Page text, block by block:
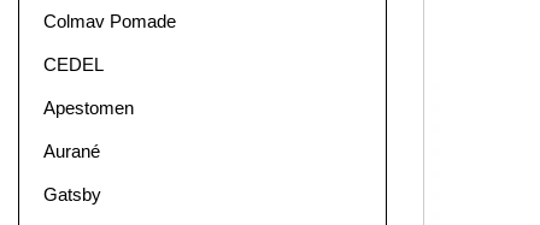
Colmav Pomade
CEDEL
Apestomen
Aurané
Gatsby